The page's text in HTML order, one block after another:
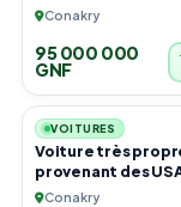
Conakry
95 000 000
GNF
VOITURES
Voiture très
provenant des
Conakry